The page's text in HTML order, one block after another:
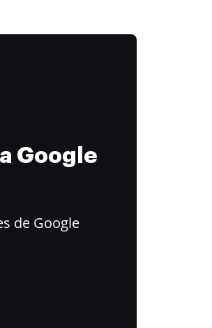
Google
de Google